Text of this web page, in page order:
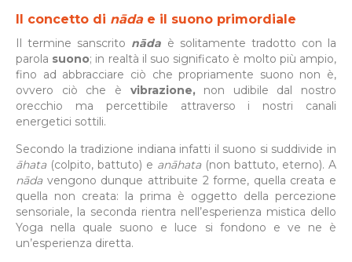
Il concetto di nāda e il suono primordiale
Il termine sanscrito nāda è solitamente tradotto con la
parola suono; in realtà il suo significato è molto più ampio,
fino ad abbracciare ciò che propriamente suono non è,
ovvero ciò che è vibrazione,non udibile dal nostro
orecchio ma percettibile attraverso i nostri canali
energetici sottili.
Secondo la tradizione indiana infatti il suono si suddivide in
āhata (colpito, battuto) e anāhata (non battuto, eterno). A
nāda vengono dunque attribuite 2 forme, quella creata e
quella non creata: la prima è oggetto della percezione
sensoriale, la seconda rientra nell’esperienza mistica dello
Yoga nella quale suono e luce si fondono e ve ne è
un’esperienza diretta.